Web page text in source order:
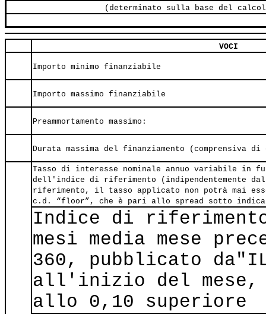
(determinato sulla base del
VOCI
Importo minimo finanziabile
Importo massimo finanziabile
Preammortamento massimo:
Durata massima del finanziamento (comprensiva di
Tasso di interesse nominale annuo variabile in
dell'indice di riferimento (indipendentemente
riferimento, il tasso applicato non potrà mai
c.d. “floor”, che è pari allo spread sotto
Indice di riferimento:
mesi media mese
360, pubblicato da"IL
all'inizio del mese,
allo 0,10 superiore